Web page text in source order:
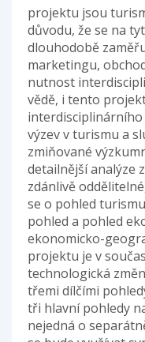
projektu jsou
důvodu, že se na
dlouhodobě
marketingu,
nutnost
vědě, i tento
výzev v turismu a
zmiňované
detailnější analýze
zdánlivě
se o pohled
pohled a pohled
ekonomicko-
projektu je v
technologická
třemi dílčími
tři hlavní pohledy
nejedná o